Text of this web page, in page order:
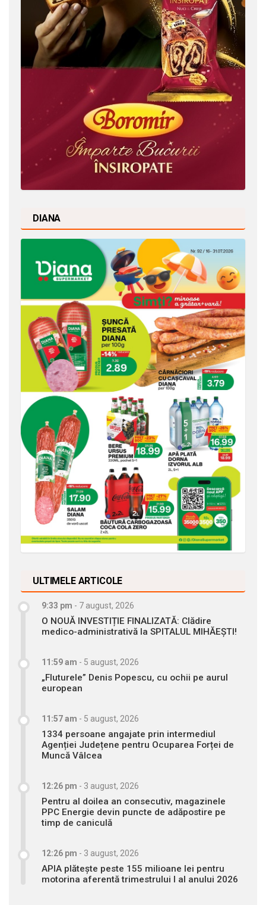
DIANA
ULTIMELE ARTICOLE
9:33 pm - 7 august, 2026
O NOUĂ INVESTIȚIE FINALIZATĂ: Clădire
medico-administrativă la SPITALUL MIHĂEȘTI!
11:59 am - 5 august, 2026
„Fluturele” Denis Popescu, cu ochii pe aurul
european
11:57 am - 5 august, 2026
1334 persoane angajate prin intermediul
Agenției Județene pentru Ocuparea Forței de
Muncă Vâlcea
12:26 pm - 3 august, 2026
Pentru al doilea an consecutiv, magazinele
PPC Energie devin puncte de adăpostire pe
timp de caniculă
12:26 pm - 3 august, 2026
APIA plătește peste 155 milioane lei pentru
motorina aferentă trimestrului I al anului 2026